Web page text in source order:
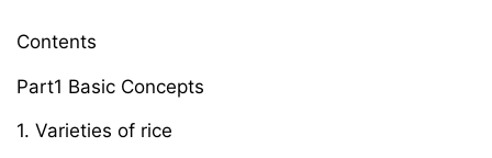
Contents
Part1 Basic Concepts
1. Varieties of rice